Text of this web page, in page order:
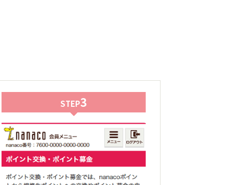
STEP3